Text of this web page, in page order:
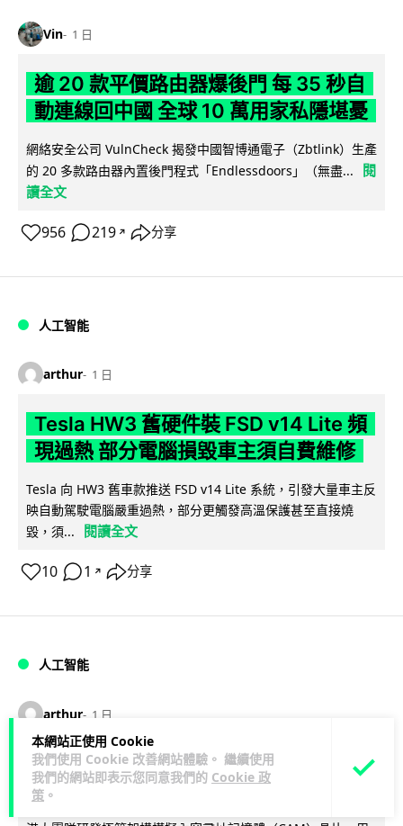
本網站正使用 Cookie
我們使用 Cookie 改善網站體驗。 繼續使用
我們的網站即表示您同意我們的 Cookie 政
策 。
Vin 1 日
逾 20 款平價路由器爆後門 每 35 秒自
動連線回中國 全球 10 萬用家私隱堪憂
網絡安全公司 VulnCheck 揭發中國智博通電子（Zbtlink）生產
的 20 多款路由器內置後門程式「Endlessdoors」（無盡...
閱
讀全文
956 219 ↗ 分享
人工智能
arthur 1 日
Tesla HW3 舊硬件裝 FSD v14 Lite 頻
現過熱 部分電腦損毀車主須自費維修
Tesla 向 HW3 舊車款推送 FSD v14 Lite 系統，引發大量車主反
映自動駕駛電腦嚴重過熱，部分更觸發高溫保護甚至直接燒
毀，須...
閱讀全文
10 1 ↗ 分享
人工智能
arthur 1 日
港大工程學院研極簡架構晶片 搜尋速度
勝標準 CPU 1 億倍